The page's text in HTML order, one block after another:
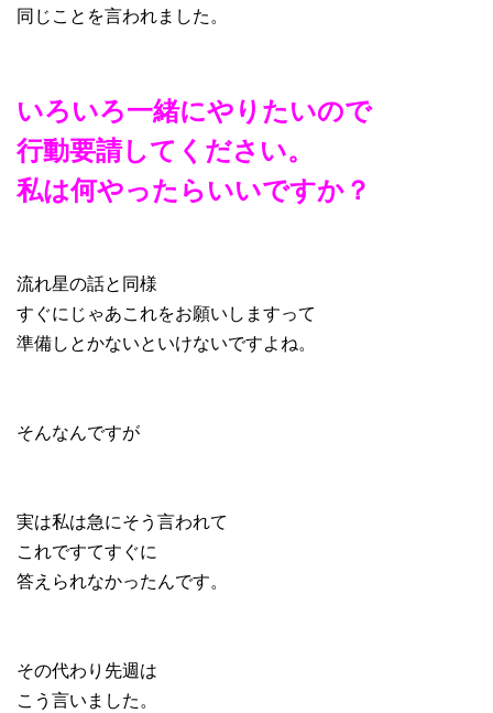
同じことを言われました。
いろいろ一緒にやりたいので
行動要請してください。
私は何やったらいいですか？
流れ星の話と同様
すぐにじゃあこれをお願いしますって
準備しとかないといけないですよね。
そんなんですが
実は私は急にそう言われて
これですてすぐに
答えられなかったんです。
その代わり先週は
こう言いました。